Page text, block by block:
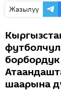
Жазылуу
шаарына